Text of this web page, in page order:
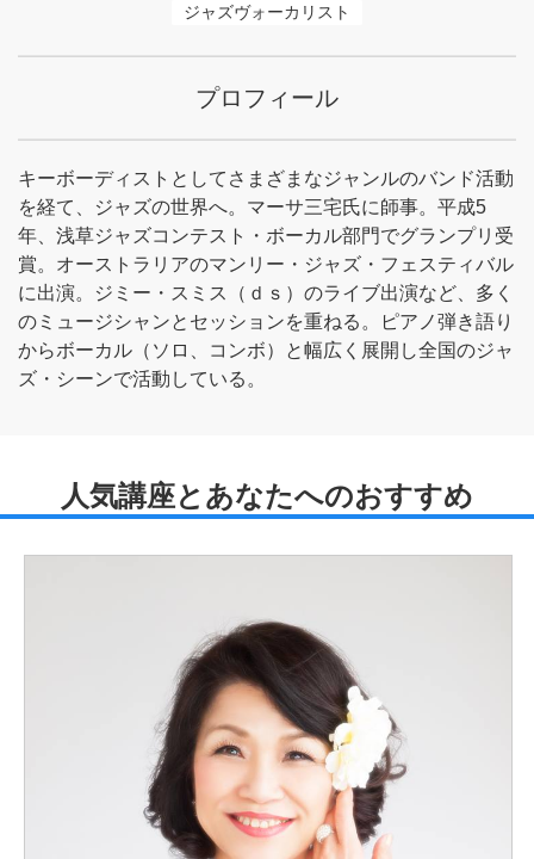
ジャズヴォーカリスト
プロフィール
キーボーディストとしてさまざまなジャンルのバンド活動
を経て、ジャズの世界へ。マーサ三宅氏に師事。平成5
年、浅草ジャズコンテスト・ボーカル部門でグランプリ受
賞。オーストラリアのマンリー・ジャズ・フェスティバル
に出演。ジミー・スミス（ｄｓ）のライブ出演など、多く
のミュージシャンとセッションを重ねる。ピアノ弾き語り
からボーカル（ソロ、コンボ）と幅広く展開し全国のジャ
ズ・シーンで活動している。